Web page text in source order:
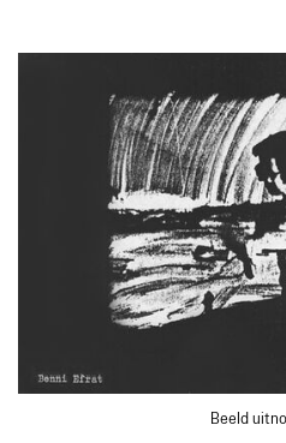
Beeld